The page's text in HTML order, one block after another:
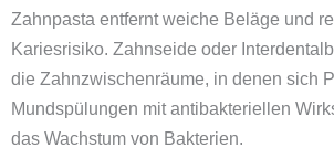
Zahnpasta entfernt weiche Beläge und
Kariesrisiko. Zahnseide oder
die Zahnzwischenräume, in denen sich
Mundspülungen mit antibakteriellen
das Wachstum von Bakterien.